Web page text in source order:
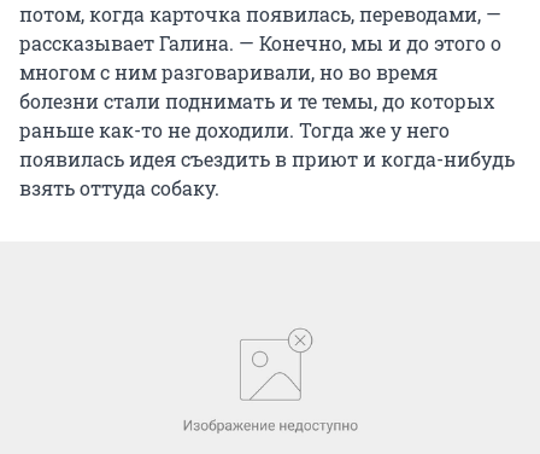
потом, когда карточка появилась, переводами, —
рассказывает Галина. — Конечно, мы и до этого о
многом с ним разговаривали, но во время
болезни стали поднимать и те темы, до которых
раньше как-то не доходили. Тогда же у него
появилась идея съездить в приют и когда-нибудь
взять оттуда собаку.